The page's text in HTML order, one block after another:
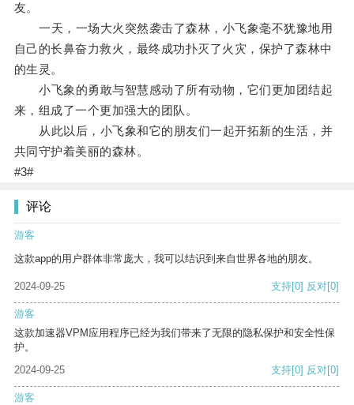
友。
一天，一场大火突然袭击了森林，小飞象毫不犹豫地用
自己的长鼻奋力救火，最终成功扑灭了火灾，保护了森林中
的生灵。
小飞象的勇敢与智慧感动了所有动物，它们更加团结起
来，组成了一个更加强大的团队。
从此以后，小飞象和它的朋友们一起开拓新的生活，并
共同守护着美丽的森林。
#3#
评论
游客
这款app的用户群体非常庞大，我可以结识到来自世界各地的朋友。
2024-09-25 支持[0] 反对[0]
游客
这款加速器VPM应用程序已经为我们带来了无限的隐私保护和安全性保
护。
2024-09-25
支持[0] 反对[0]
游客